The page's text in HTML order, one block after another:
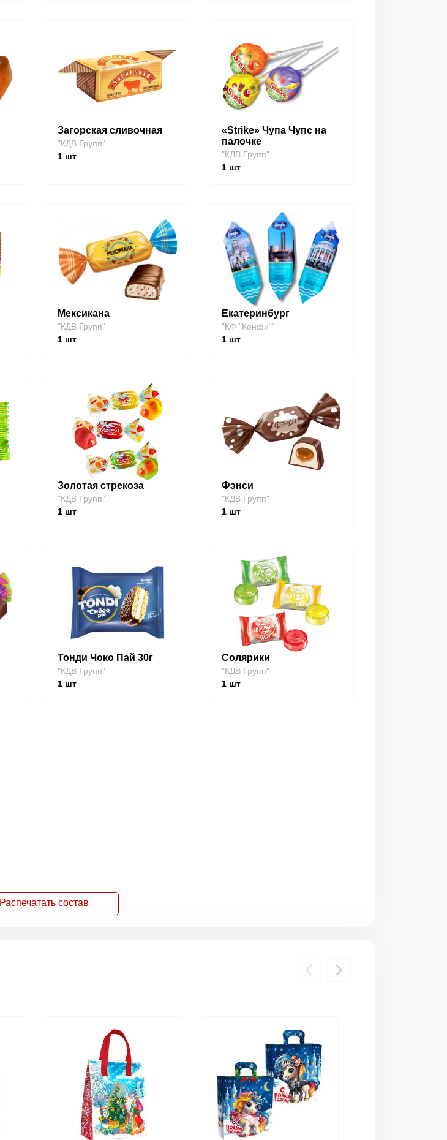
Загорская сливочная
"КДВ Групп"
1 шт
«Strike» Чупа Чупс на
палочке
"КДВ Групп"
1шт
Мексикана
"КДВ Групп"
1 шт
Екатеринбург
"КФ "Конфи""
1шт
Золотая стрекоза
"КДВ Групп"
1 шт
Фэнси
"КДВ Групп"
1шт
Тонди Чоко Пай 30г
"КДВ Групп"
1 шт
Солярики
"КДВ Групп"
1шт
Распечатать состав